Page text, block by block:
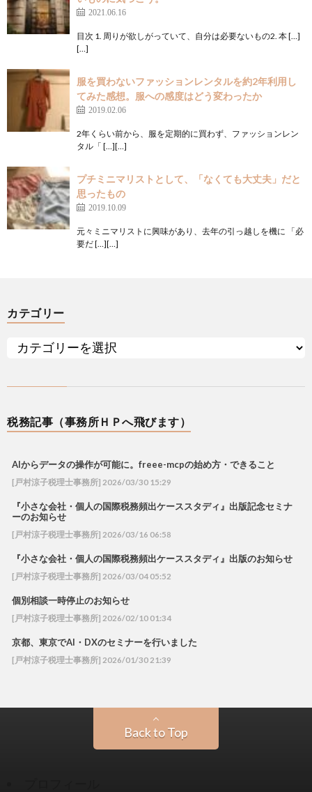
2021.06.16
目次 1. 周りが欲しがっていて、自分は必要ないもの2. 本 […]
[…]
服を買わないファッションレンタルを約2年利用し
てみた感想。服への感度はどう変わったか
2019.02.06
2年くらい前から、服を定期的に買わず、ファッションレン
タル「 […][…]
プチミニマリストとして、「なくても大丈夫」だと
思ったもの
2019.10.09
元々ミニマリストに興味があり、去年の引っ越しを機に 「必
要だ […][…]
カテゴリー
税務記事（事務所ＨＰへ飛びます）
AIからデータの操作が可能に。freee-mcpの始め方・できること
[戸村涼子税理士事務所] 2026/03/30 15:29
『小さな会社・個人の国際税務頻出ケーススタディ』出版記念セミナ
ーのお知らせ
[戸村涼子税理士事務所] 2026/03/16 06:58
『小さな会社・個人の国際税務頻出ケーススタディ』出版のお知らせ
[戸村涼子税理士事務所] 2026/03/04 05:52
個別相談一時停止のお知らせ
[戸村涼子税理士事務所] 2026/02/10 01:34
京都、東京でAI・DXのセミナーを行いました
[戸村涼子税理士事務所] 2026/01/30 21:39
Back to Top